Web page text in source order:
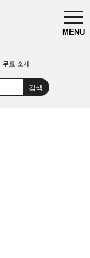
MENU
무료 소재